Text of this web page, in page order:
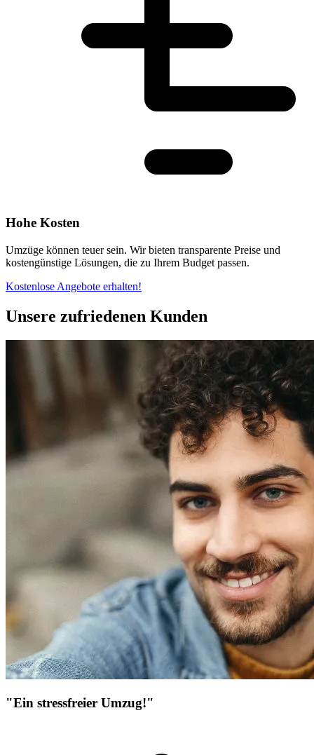
Hohe Kosten
Umzüge können teuer sein. Wir bieten transparente Preise und
kostengünstige Lösungen, die zu Ihrem Budget passen.
Kostenlose Angebote erhalten!
Unsere zufriedenen Kunden
"Ein stressfreier Umzug!"